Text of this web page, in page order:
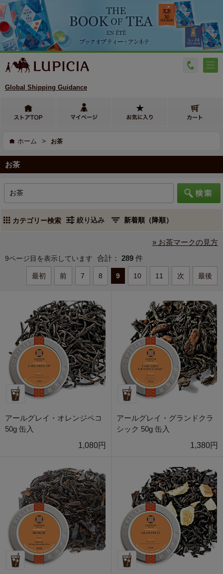
Global Shipping Guidance
ホーム > お茶
お茶
カテゴリー検索 絞り込み
» お茶マークの見方
9ページ目を表示しています 合計： 289 件
最初 前 7 8 9 10 11 次 最後
アールグレイ・オレンジペコ
50g 缶入
1,080円
アールグレイ・グランドクラ
シック 50g 缶入
1,380円